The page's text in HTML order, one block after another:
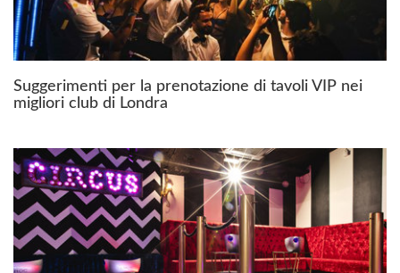
Suggerimenti per la prenotazione di tavoli VIP nei
migliori club di Londra